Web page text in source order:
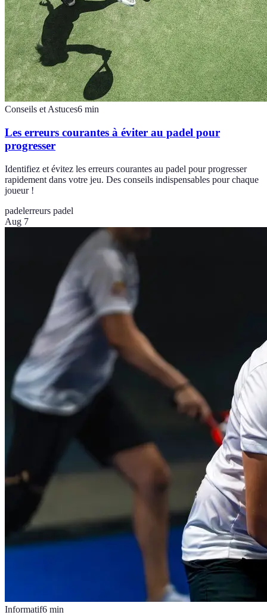
Conseils et Astuces6 min
Les erreurs courantes à éviter au padel pour
progresser
Identifiez et évitez les erreurs courantes au padel pour progresser
rapidement dans votre jeu. Des conseils indispensables pour chaque
joueur !
padelerreurs padel
Aug 7
Informatif6 min